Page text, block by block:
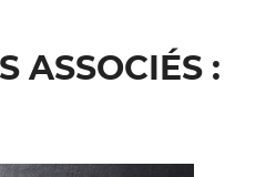
ASSOCIÉS :